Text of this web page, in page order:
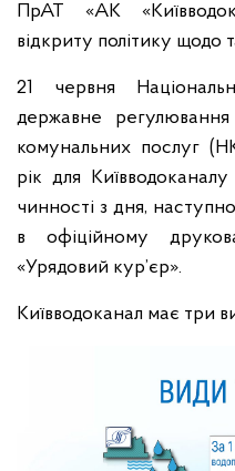
ПрАТ «АК
відкриту політику щодо
21 червня
державне
комунальних послуг
рік для
чинності з дня,
в офіційному
«Урядовий кур’єр».
Київводоканал має три